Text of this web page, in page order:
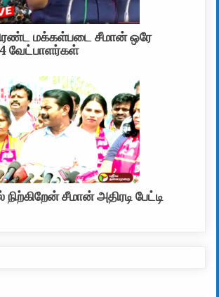
திரண்ட மக்கள்படை சீமான் ஒரே
வேட்பாளர்கள்
சீமான் அதிரடி பேட்டி